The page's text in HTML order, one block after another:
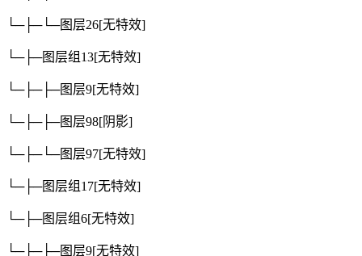
└─├─└─图层26[无特效]
└─├─图层组13[无特效]
└─├─├─图层9[无特效]
└─├─├─图层98[阴影]
└─├─└─图层97[无特效]
└─├─图层组17[无特效]
└─├─图层组6[无特效]
└─├─├─图层9[无特效]